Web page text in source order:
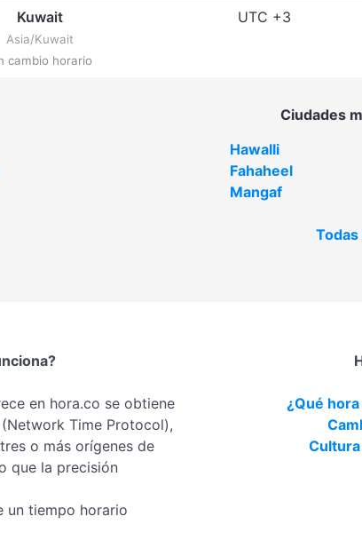
Kuwait
Asia/Kuwait
cambio horario
UTC +3
Ciudades
Hawalli
Fahaheel
Mangaf
en hora.co se obtiene
Time Protocol),
o más orígenes de
que la precisión
un tiempo horario
¿Qué